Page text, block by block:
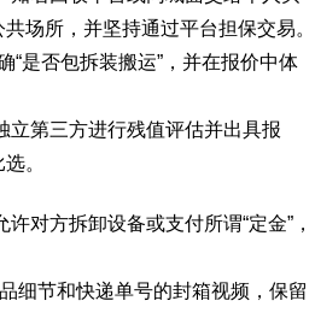
场所，并坚持通过平台担保交易。
“是否包拆装搬运”，并在报价中体
立第三方进行残值评估并出具报
。
对方拆卸设备或支付所谓“定金”，
细节和快递单号的封箱视频，保留